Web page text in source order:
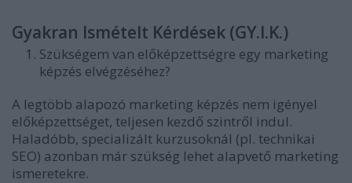
Gyakran Ismételt Kérdések (GY.I.K.)
Szükségem van előképzettségre egy marketing
képzés elvégzéséhez?
A legtöbb alapozó marketing képzés nem igényel
előképzettséget, teljesen kezdő szintről indul.
Haladóbb, specializált kurzusoknál (pl. technikai
SEO) azonban már szükség lehet alapvető marketing
ismeretekre.